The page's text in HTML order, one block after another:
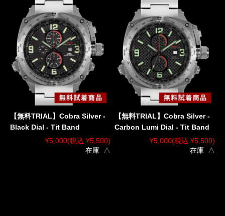
【無料TRIAL】Cobra Silver -
Black Dial - Tit Band
¥5,000(税込 ¥5,500)
在庫 △
【無料TRIAL】Cobra Silver -
Carbon Lumi Dial - Tit Band
¥5,000(税込 ¥5,500)
在庫 △